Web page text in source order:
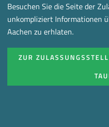
Besuchen Sie die Seite der
unkompliziert Informationen
Aachen zu erhlaten.
ZUR